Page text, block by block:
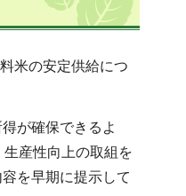
米の安定供給につ
が確保できるよ
産性向上の取組を
を早期に提示して